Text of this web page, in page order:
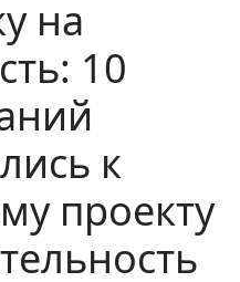
на
10
к
проекту